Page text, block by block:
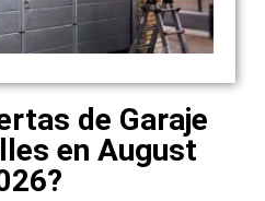
de Garaje
en August